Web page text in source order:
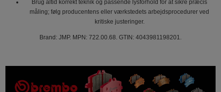
Brug altid korrekt teknik og passende lysforhold for at sikre præcis
måling; følg producentens eller værkstedets arbejdsprocedurer ved
kritiske justeringer.
Brand: JMP. MPN: 722.00.68. GTIN: 4043981198201.